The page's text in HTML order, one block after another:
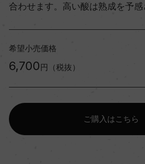
合わせます。高い酸は熟成を予感
希望小売価格
6,700 円（税抜）
ご購入はこちら